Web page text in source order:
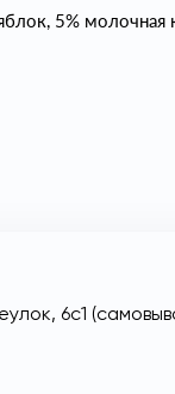
5% молочная
6с1